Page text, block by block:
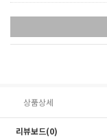
상품상세
리뷰보드(0)